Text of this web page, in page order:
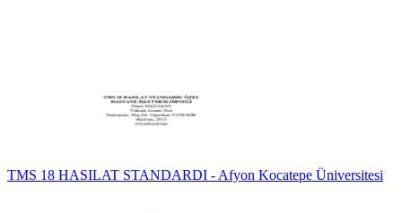
TMS 18 HASILAT STANDARDI - Afyon Kocatepe Üniversitesi